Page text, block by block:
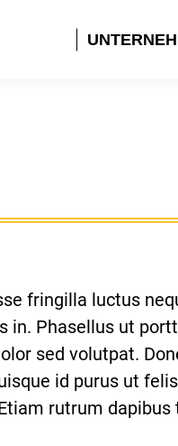
fringilla luctus
Phasellus ut
sed volutpat.
id purus ut
rutrum